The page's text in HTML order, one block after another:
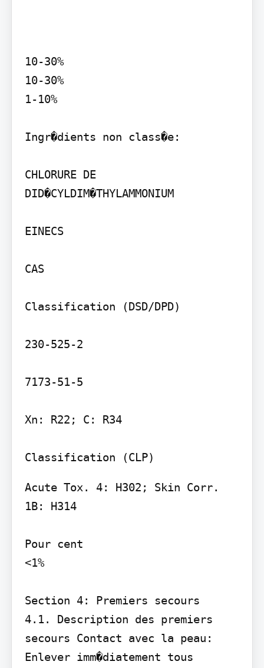
10-30%
10-30%
1-10%
Ingr�dients non class�e:
CHLORURE DE
DID�CYLDIM�THYLAMMONIUM
EINECS
CAS
Classification (DSD/DPD)
230-525-2
7173-51-5
Xn: R22; C: R34
Classification (CLP)
Acute Tox. 4: H302; Skin Corr.
1B: H314
Pour cent
<1%
Section 4: Premiers secours
4.1. Description des premiers
secours Contact avec la peau:
Enlever imm�diatement tous